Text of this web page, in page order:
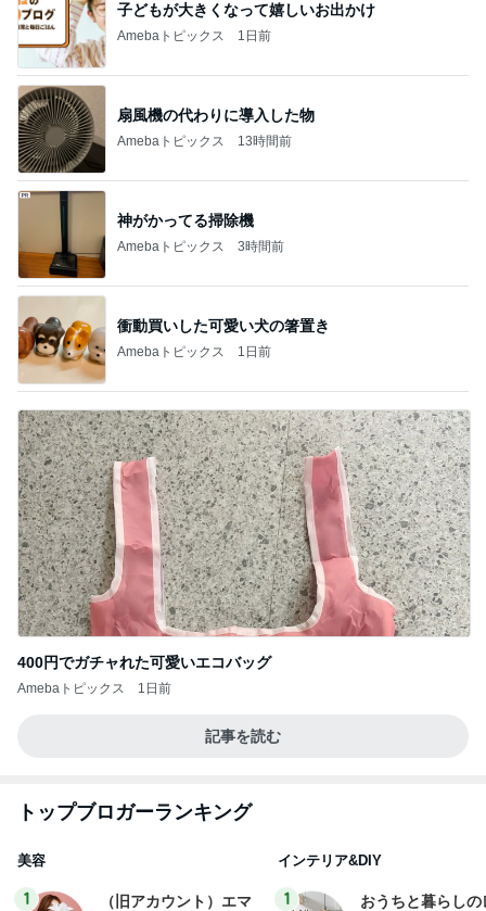
子どもが大きくなって嬉しいお出かけ
Amebaトピックス 1日前
扇風機の代わりに導入した物
Amebaトピックス 13時間前
神がかってる掃除機
Amebaトピックス 3時間前
衝動買いした可愛い犬の箸置き
Amebaトピックス 1日前
400円でガチャれた可愛いエコバッグ
Amebaトピックス 1日前
記事を読む
トップブロガーランキング
美容
1
（旧アカウント）エマ
インテリア&DIY
1
おうちと暮らしの